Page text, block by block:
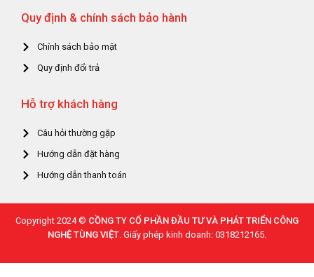
Quy định & chính sách bảo hành
Chính sách bảo mật
Quy định đổi trả
Hỗ trợ khách hàng
Câu hỏi thường gặp
Hướng dẫn đặt hàng
Hướng dẫn thanh toán
Copyright 2024 © CỒNG TY CỔ PHẦN ĐẦU TƯ VÀ PHÁT TRIỂN CÔNG
NGHỆ TÙNG VIỆT . Giấy phép kinh doanh: 0318212165.